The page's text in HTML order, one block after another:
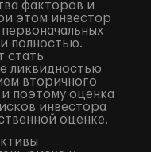
факторов и
этом инвестор
полностью.
стать
ликвидностью
вторичного
поэтому оценка
инвестора
оценке.